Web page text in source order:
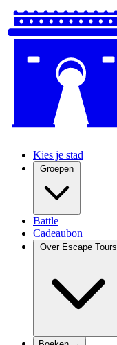
Kies je stad
Groepen
Battle
Cadeaubon
Over Escape Tours